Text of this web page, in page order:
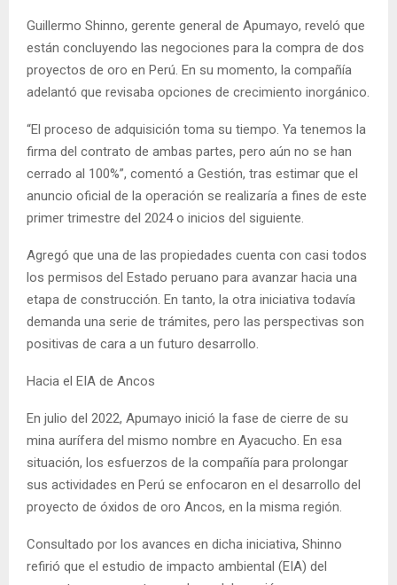
Guillermo Shinno, gerente general de Apumayo, reveló que
están concluyendo las negociones para la compra de dos
proyectos de oro en Perú. En su momento, la compañía
adelantó que revisaba opciones de crecimiento inorgánico.
“El proceso de adquisición toma su tiempo. Ya tenemos la
firma del contrato de ambas partes, pero aún no se han
cerrado al 100%”, comentó a Gestión, tras estimar que el
anuncio oficial de la operación se realizaría a fines de este
primer trimestre del 2024 o inicios del siguiente.
Agregó que una de las propiedades cuenta con casi todos
los permisos del Estado peruano para avanzar hacia una
etapa de construcción. En tanto, la otra iniciativa todavía
demanda una serie de trámites, pero las perspectivas son
positivas de cara a un futuro desarrollo.
Hacia el EIA de Ancos
En julio del 2022, Apumayo inició la fase de cierre de su
mina aurífera del mismo nombre en Ayacucho. En esa
situación, los esfuerzos de la compañía para prolongar
sus actividades en Perú se enfocaron en el desarrollo del
proyecto de óxidos de oro Ancos, en la misma región.
Consultado por los avances en dicha iniciativa, Shinno
refirió que el estudio de impacto ambiental (EIA) del